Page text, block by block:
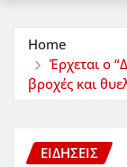
Home
Έρχεται ο
βροχές και
ΕΙΔΗΣΕΙΣ